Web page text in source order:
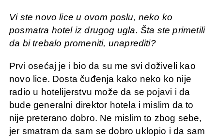
Vi ste novo lice u ovom poslu, neko ko
posmatra hotel iz drugog ugla. Šta ste primetili
da bi trebalo promeniti, unaprediti?
Prvi osećaj je i bio da su me svi doživeli kao
novo lice. Dosta čuđenja kako neko ko nije
radio u hotelijerstvu može da se pojavi i da
bude generalni direktor hotela i mislim da to
nije preterano dobro. Ne mislim to zbog sebe,
jer smatram da sam se dobro uklopio i da sam